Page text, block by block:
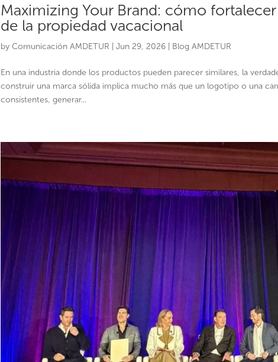
Maximizing Your Brand: cómo
de la propiedad vacacional
by Comunicación AMDETUR Jun 29, 2026| Blog AMDETUR
En una industria donde los productos pueden parecer similares, la
construir una marca sólida implica mucho más que un logotipo o una
consistentes, generar...